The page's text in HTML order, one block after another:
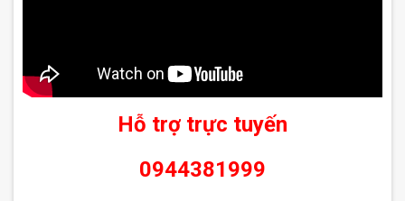
Hỗ trợ trực tuyến
0944381999